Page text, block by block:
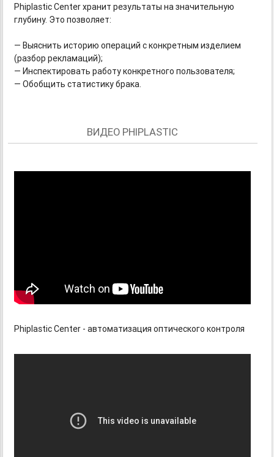
Phiplastic Center хранит результаты на значительную
глубину. Это позволяет:
— Выяснить историю операций с конкретным изделием
(разбор рекламаций);
— Инспектировать работу конкретного пользователя;
— Обобщить статистику брака.
ВИДЕО PHIPLASTIC
Phiplastic Center - автоматизация оптического контроля